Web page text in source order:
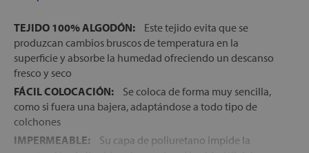
TEJIDO 100% ALGODÓN:
Este tejido evita que se
produzcan cambios bruscos de temperatura en la
superficie y absorbe la humedad ofreciendo un descanso
fresco y seco
FÁCIL COLOCACIÓN:
Se coloca de forma muy sencilla,
como si fuera una bajera, adaptándosea todo tipo de
colchones
IMPERMEABLE:
Su capa de poliuretano impide la